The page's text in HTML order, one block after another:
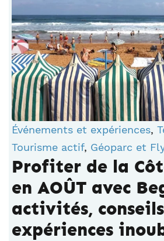
Événements et expériences,
Tourisme actif, Géoparc et
Profiter de la
en AOÛT avec
activités,
expériences